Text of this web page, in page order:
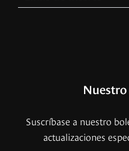
Suscríbase a nuestro
actualizaciones